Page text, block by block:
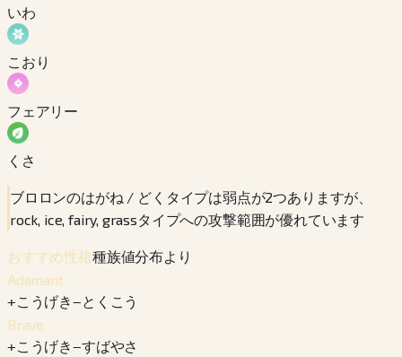
いわ
こおり
フェアリー
くさ
ブロロンのはがね / どくタイプは弱点が2つありますが、
rock, ice, fairy, grassタイプへの攻撃範囲が優れています
おすすめ性格種族値分布より
Adamant
+こうげき−とくこう
Brave
+こうげき−すばやさ